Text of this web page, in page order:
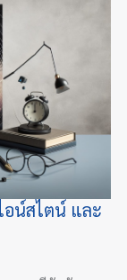
อน์สไตน์ และ